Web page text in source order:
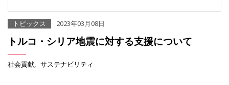
トピックス 2023年03月08日
トルコ・シリア地震に対する支援について
社会貢献 サステナビリティ